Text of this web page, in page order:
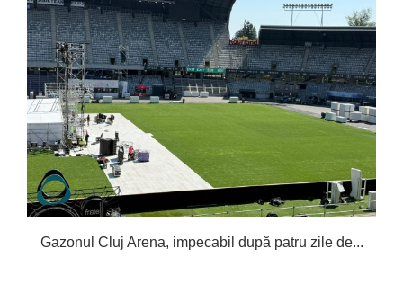
Gazonul Cluj Arena, impecabil după patru zile de...